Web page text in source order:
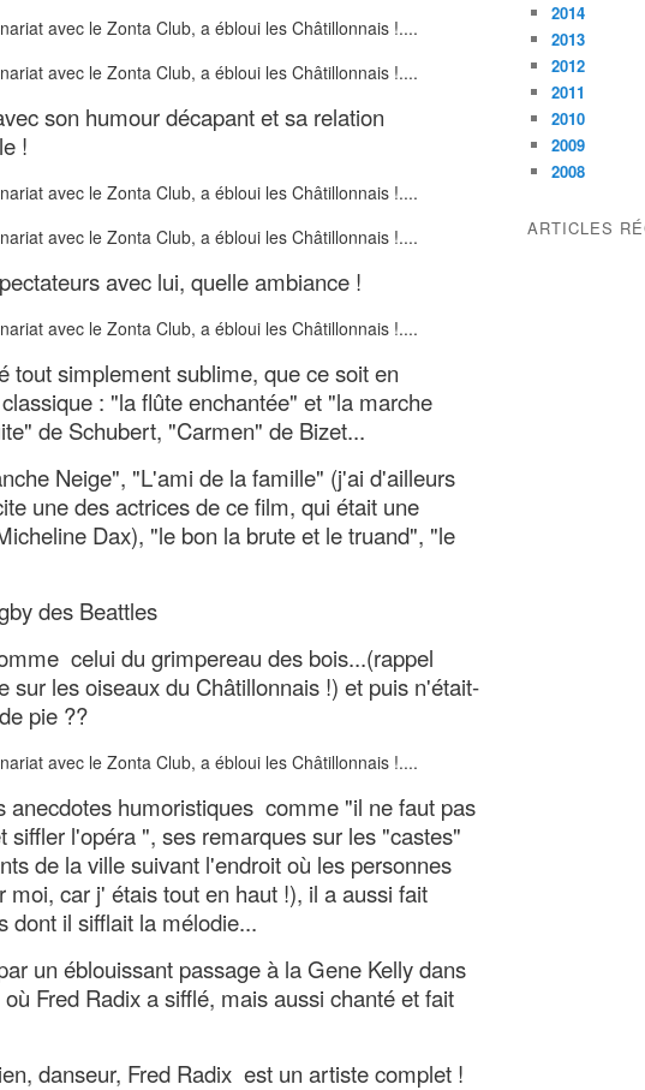
son humour décapant et sa relation
!
avec lui, quelle ambiance !
tout simplement sublime, que ce soit en
: "la flûte enchantée" et "la marche
de Schubert, "Carmen" de Bizet...
Neige", "L'ami de la famille" (j'ai d'ailleurs
une des actrices de ce film, qui était une
Dax), "le bon la brute et le truand", "le
des Beattles
celui du grimpereau des bois...(rappel
sur les oiseaux du Châtillonnais !) et puis n'était-
pie ??
anecdotes humoristiques comme "il ne faut pas
siffler l'opéra ", ses remarques sur les "castes"
de la ville suivant l'endroit où les personnes
moi, car j' étais tout en haut !), il a aussi fait
dont il sifflait la mélodie...
un éblouissant passage à la Gene Kelly dans
Fred Radix a sifflé, mais aussi chanté et fait
danseur, Fred Radix est un artiste complet !
2014
2013
2012
2011
2010
2009
2008
ARTICLES